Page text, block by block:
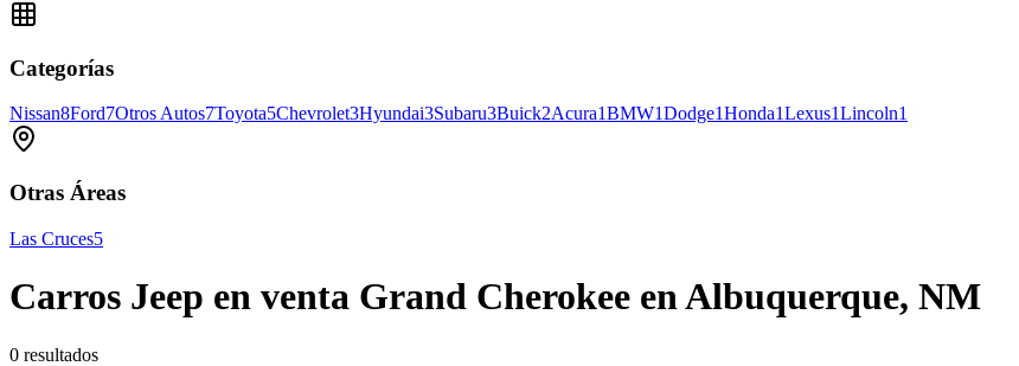
Categorías
Nissan8Ford7Otros Autos7Toyota5Chevrolet3Hyundai3Subaru3Buick2Acura1BMW1Dodge1Honda1Lexus1Lincoln1
Otras Áreas
Las Cruces5
Carros Jeep en venta Grand Cherokee en Albuquerque, NM
0 resultados